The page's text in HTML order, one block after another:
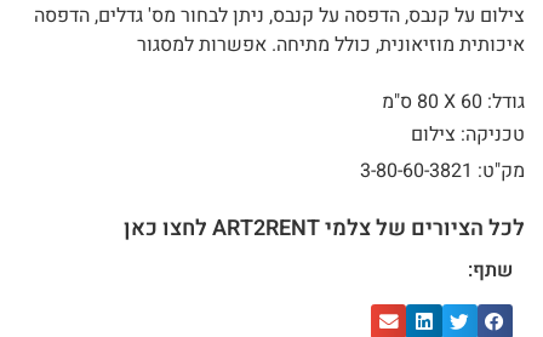
צילום על קנבס, הדפסה על קנבס, ניתן לבחור מס' גדלים, הדפסה
איכותית מוזיאונית, כולל מתיחה. אפשרות למסגור
גודל: 60 X
80 ס"מ
טכניקה: צילום
מק"ט: 3-80-60-3821
לכל הציורים של צלמי ART2RENT לחצו כאן
שתף: